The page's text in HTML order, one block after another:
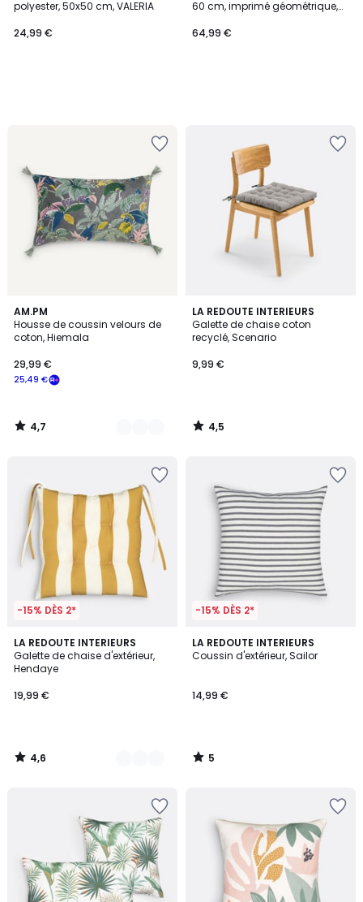
polyester, 50x50 cm, VALERIA
24,99 €
60 cm, imprimé géométrique,
64,99 €
AM.PM
Housse de coussin velours de
coton, Hiemala
25,49 €
29,99 €
4,7
/ 5
2
Couleurs
4,7
/
LA REDOUTE INTERIEURS
Galette de chaise coton
recyclé, Scenario
9,99 €
4,5
/ 5
4,5
/
-15% DÈS 2*
LA REDOUTE INTERIEURS
Galette de chaise d'extérieur,
Hendaye
19,99 €
4,6
/ 5
2
Couleurs
4,6
/
-15% DÈS 2*
LA REDOUTE INTERIEURS
Coussin d'extérieur, Sailor
14,99 €
5
/
5
/